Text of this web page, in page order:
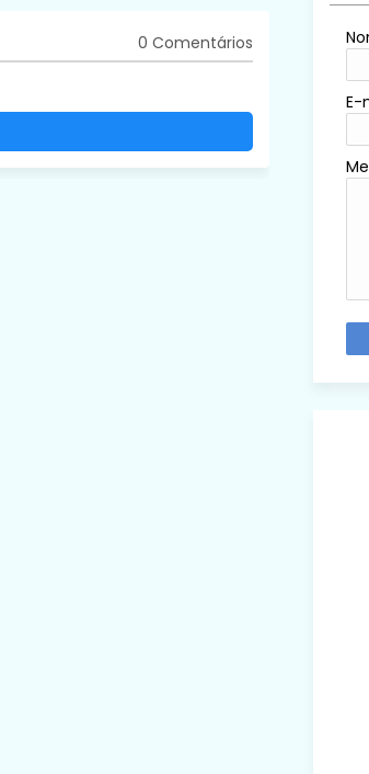
0 Comentários
E-